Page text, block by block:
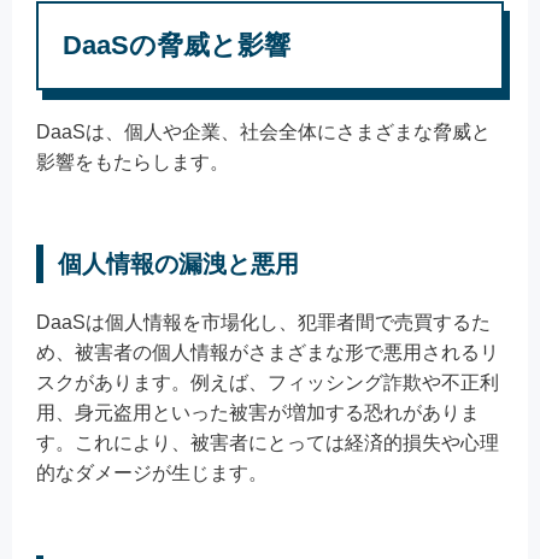
DaaSの脅威と影響
DaaSは、個人や企業、社会全体にさまざまな脅威と
影響をもたらします。
個人情報の漏洩と悪用
DaaSは個人情報を市場化し、犯罪者間で売買するた
め、被害者の個人情報がさまざまな形で悪用されるリ
スクがあります。例えば、フィッシング詐欺や不正利
用、身元盗用といった被害が増加する恐れがありま
す。これにより、被害者にとっては経済的損失や心理
的なダメージが生じます。